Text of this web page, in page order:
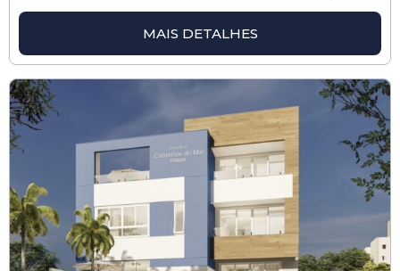
MAIS DETALHES